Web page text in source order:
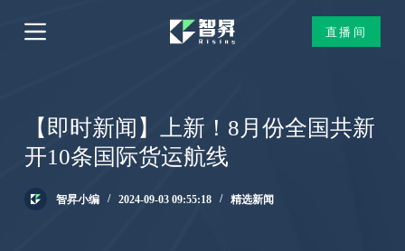
跳
过
直播间
【即时新闻】上新！8月份全国共新
开10条国际货运航线
智昇小编 2024-09-03 09:55:18 精选新闻